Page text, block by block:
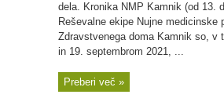
dela. Kronika NMP Kamnik (od 13.
Reševalne ekipe Nujne medicinske
Zdravstvenega doma Kamnik so, v
in 19. septembrom 2021, ...
Preberi več »